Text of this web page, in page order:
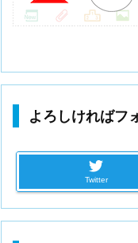
よろしければフ
Twitter